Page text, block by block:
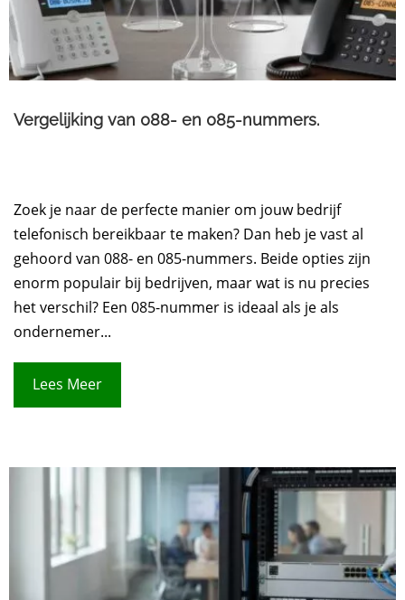
Vergelijking van 088- en 085-nummers.​
Zoek je naar de perfecte manier om jouw bedrijf
telefonisch bereikbaar te maken? Dan heb je vast al
gehoord van 088- en 085-nummers. Beide opties zijn
enorm populair bij bedrijven, maar wat is nu precies
het verschil? Een 085-nummer is ideaal als je als
ondernemer...
Lees Meer